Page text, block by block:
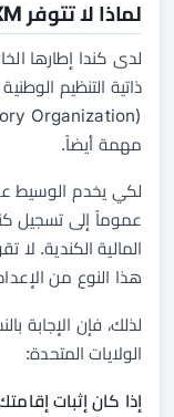
لماذا لا تتوفر XM للمقيمين في كندا
لدى كندا إطارها
ذاتية التنظيم
مهمة أيضاً.
لكي يخدم الوسيط
عموماً إلى تسجيل
هذا النوع من
لذلك، فإن الإجابة
الولايات المتحدة:
إذا كان إثبات